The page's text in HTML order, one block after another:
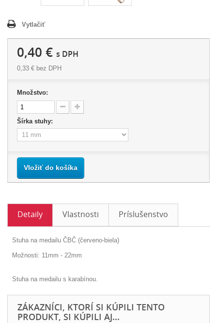
Vytlačiť
0,40 € s DPH
0,33 € bez DPH
Množstvo:
Šírka stuhy:
Vložiť do košíka
Detaily Vlastnosti Príslušenstvo
Stuha na medailu ČBČ (červeno-biela)
Možnosti: 11mm - 22mm
Stuha na medailu s karabínou.
ZÁKAZNÍCI, KTORÍ SI KÚPILI TENTO
PRODUKT, SI KÚPILI AJ...